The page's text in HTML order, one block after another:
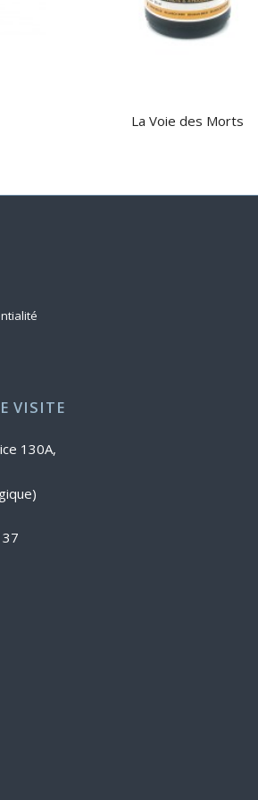
La Voie des Morts
VISITE
130A,